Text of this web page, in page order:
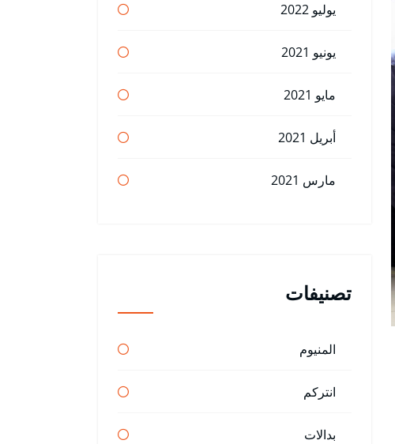
يوليو 2022
يونيو 2021
مايو 2021
أبريل 2021
مارس 2021
تصنيفات
المنيوم
انتركم
بدالات